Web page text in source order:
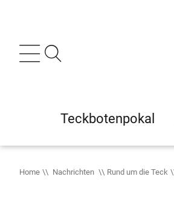
Teckbotenpokal
Home Nachrichten Rund um die Teck